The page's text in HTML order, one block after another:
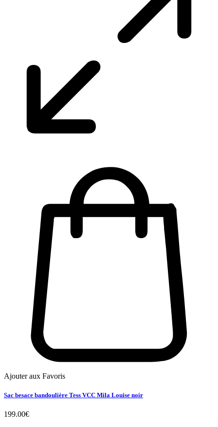
Ajouter aux Favoris
Sac besace bandoulière Tess VCC Mila Louise noir
199.00€